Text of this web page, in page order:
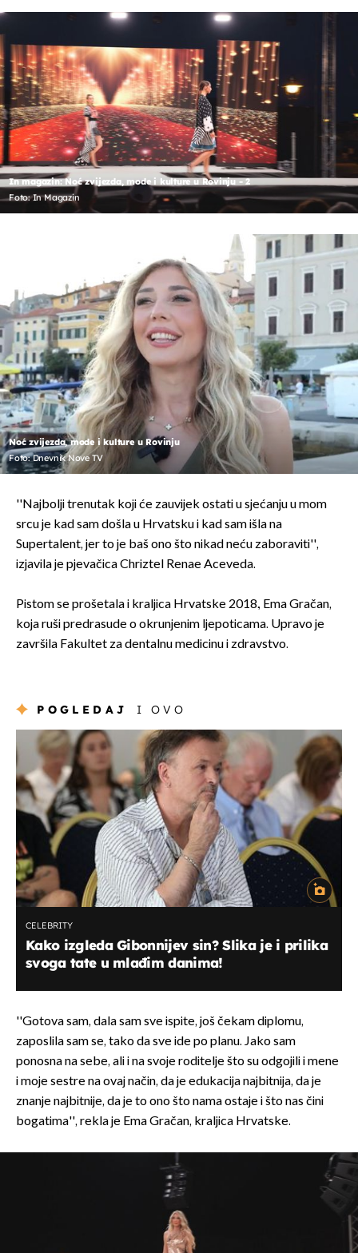
In magazin: Noć zvijezda, mode i kulture u Rovinju - 2
Foto: In Magazin
Noć zvijezda, mode i kulture u Rovinju
Foto: Dnevnik Nove TV
''Najbolji trenutak koji će zauvijek ostati u sjećanju u mom
srcu je kad sam došla u Hrvatsku i kad sam išla na
Supertalent, jer to je baš ono što nikad neću zaboraviti'',
izjavila je pjevačica Chriztel Renae Aceveda.
Pistom se prošetala i kraljica Hrvatske 2018., Ema Gračan,
koja ruši predrasude o okrunjenim ljepoticama. Upravo je
završila Fakultet za dentalnu medicinu i zdravstvo.
POGLEDAJ I OVO
CELEBRITY
Kako izgleda Gibonnijev sin? Slika je i prilika
svoga tate u mlađim danima!
''Gotova sam, dala sam sve ispite, još čekam diplomu,
zaposlila sam se, tako da sve ide po planu. Jako sam
ponosna na sebe, ali i na svoje roditelje što su odgojili i mene
i moje sestre na ovaj način, da je edukacija najbitnija, da je
znanje najbitnije, da je to ono što nama ostaje i što nas čini
bogatima'', rekla je Ema Gračan, kraljica Hrvatske.